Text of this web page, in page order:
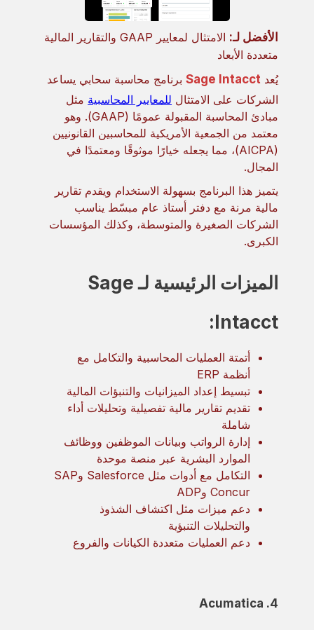
الأفضل لـ:
الامتثال لمعايير GAAP والتقارير المالية
متعددة الأبعاد
يُعد Sage Intacctبرنامج محاسبة سحابي يساعد
الشركات على الامتثال للمعايير المحاسبية مثل
مبادئ المحاسبة المقبولة عمومًا (GAAP). وهو
معتمد من الجمعية الأمريكية للمحاسبين القانونيين
(AICPA)، مما يجعله خيارًا موثوقًا ومعتمدًا في
المجال.
يتميز هذا البرنامج بسهولة الاستخدام ويقدم تقارير
مالية مرنة مع دفتر أستاذ عام مبسّط يناسب
الشركات الصغيرة والمتوسطة، وكذلك المؤسسات
الكبرى.
الميزات الرئيسية لـ Sage
Intacct:
أتمتة العمليات المحاسبية والتكامل مع
أنظمة ERP
تبسيط إعداد الميزانيات والتنبؤات المالية
تقديم تقارير مالية تفصيلية وتحليلات أداء
شاملة
إدارة الرواتب وبيانات الموظفين ووظائف
الموارد البشرية عبر منصة موحدة
التكامل مع أدوات مثل Salesforce وSAP
Concur وADP
دعم ميزات مثل اكتشاف الشذوذ
والتحليلات التنبؤية
دعم العمليات متعددة الكيانات والفروع
4. Acumatica